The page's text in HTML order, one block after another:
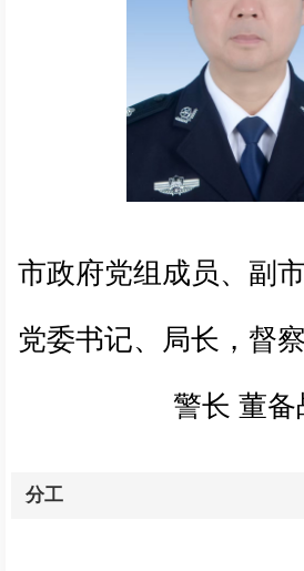
市政府党组成员、副
党委书记、局长，督
警长 董备
分工